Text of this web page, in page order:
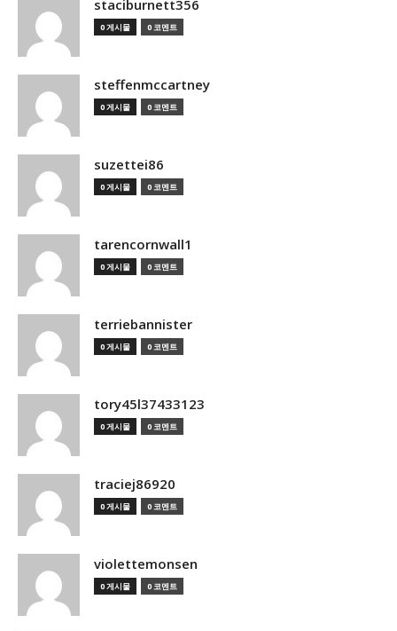
staciburnett356
0 게시물 0 코멘트
steffenmccartney
0 게시물 0 코멘트
suzettei86
0 게시물 0 코멘트
tarencornwall1
0 게시물 0 코멘트
terriebannister
0 게시물 0 코멘트
tory45l37433123
0 게시물 0 코멘트
traciej86920
0 게시물 0 코멘트
violettemonsen
0 게시물 0 코멘트